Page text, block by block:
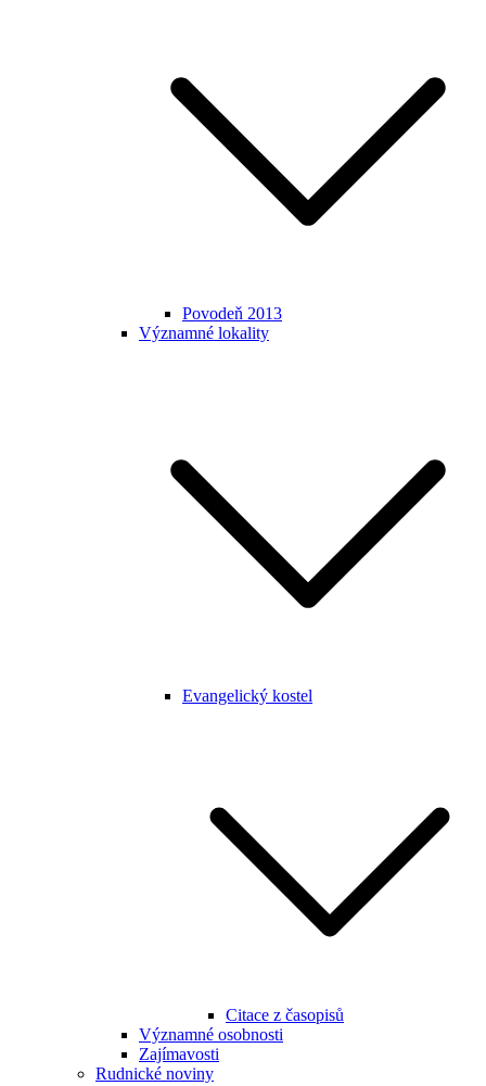
Povodeň 2013
Významné lokality
Evangelický kostel
Citace z časopisů
Významné osobnosti
Zajímavosti
Rudnické noviny